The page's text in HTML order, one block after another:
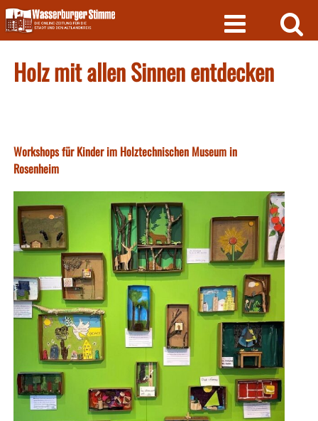
Skip
to
content
Holz mit allen Sinnen entdecken
Workshops für Kinder im Holztechnischen Museum in
Rosenheim